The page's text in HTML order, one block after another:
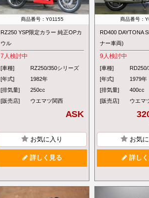
商品番号：Y01155
RZ250 YSP限定カラー 純正OPカ
ウル
7 人検討中
[車種]
RZ250/350シリーズ
[年式]
1982年
[排気量]
250cc
[販売店]
ウエマツ関西
ASK
お気に入り
詳しく見る
商品番号：
RD400 DAYTONA
ナー車両)
9 人検討中
[車種]
[年式]
1979年
[排気量]
400cc
[販売店]
ウエマ
お気
詳し